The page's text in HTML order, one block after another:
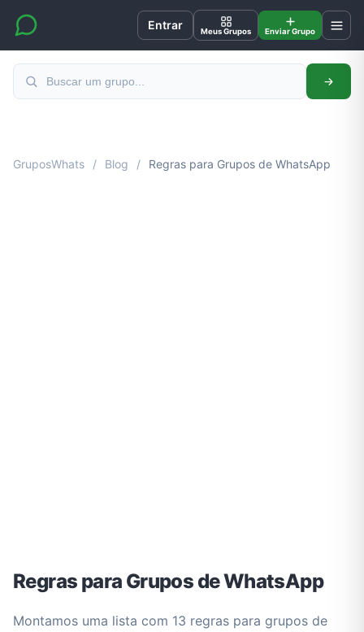
Entrar Meus Grupos Enviar Grupo
GruposWhats / Blog / Regras para Grupos de WhatsApp
Regras para Grupos de WhatsApp
Montamos uma lista com 13 regras para grupos de